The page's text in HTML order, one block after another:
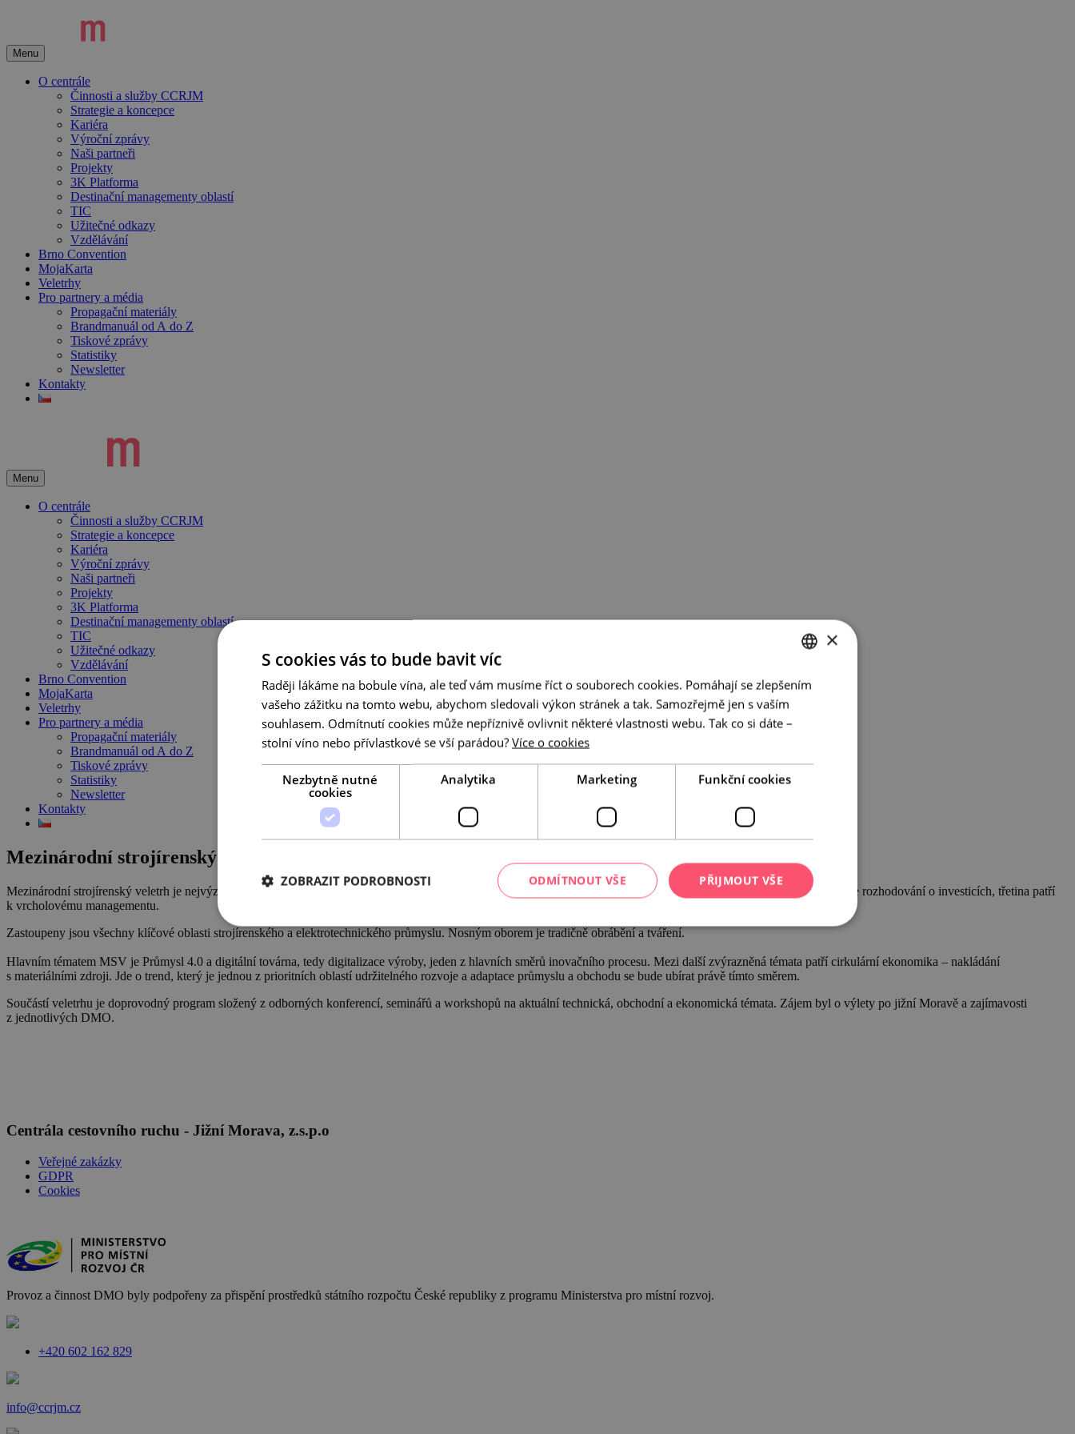
Menu
O centrále
Činnosti a služby CCRJM
Strategie a koncepce
Kariéra
Výroční zprávy
Naši partneři
Projekty
3K Platforma
Destinační managementy oblastí
TIC
Užitečné odkazy
Vzdělávání
Brno Convention
MojaKarta
Veletrhy
Pro partnery a média
Propagační materiály
Brandmanuál od A do Z
Tiskové zprávy
Statistiky
Newsletter
Kontakty
Menu
O centrále
Činnosti a služby CCRJM
Strategie a koncepce
Kariéra
Výroční zprávy
Naši partneři
Projekty
3K Platforma
Destinační managementy oblastí
TIC
Užitečné odkazy
Vzdělávání
Brno Convention
MojaKarta
Veletrhy
Pro partnery a média
Propagační materiály
Brandmanuál od A do Z
Tiskové zprávy
Statistiky
Newsletter
Kontakty
Mezinárodní strojírenský veletrh
Mezinárodní strojírenský veletrh je nejvýznamnější průmyslový veletrh ve střední Evropě. Návštěvnost je vysoce odborná, téměř osmdesát procent návštěvníků ovlivňuje rozhodování o investicích, třetina patří
k vrcholovému managementu.
Zastoupeny jsou všechny klíčové oblasti strojírenského a elektrotechnického průmyslu. Nosným oborem je tradičně obrábění a tváření.
Hlavním tématem MSV je Průmysl 4.0 a digitální továrna, tedy digitalizace výroby, jeden z hlavních směrů inovačního procesu. Mezi další zvýrazněná témata patří cirkulární ekonomika – nakládání
s materiálními zdroji. Jde o trend, který je jednou z prioritních oblastí udržitelného rozvoje a adaptace průmyslu a obchodu se bude ubírat právě tímto směrem.
Součástí veletrhu je doprovodný program složený z odborných konferencí, seminářů a workshopů na aktuální technická, obchodní a ekonomická témata. Zájem byl o výlety po jižní Moravě a zajímavosti
z jednotlivých DMO.
Centrála cestovního ruchu - Jižní Morava, z.s.p.o
Veřejné zakázky
GDPR
Cookies
Provoz a činnost DMO byly podpořeny za přispění prostředků státního rozpočtu České republiky z programu Ministerstva pro místní rozvoj.
+420 602 162 829
info@ccrjm.cz
CZECH
×
S cookies vás to bude bavit víc
Raději lákáme na bobule vína, ale teď vám musíme říct o souborech cookies. Pomáhají se zlepšením
vašeho zážitku na tomto webu, abychom sledovali výkon stránek a tak. Samozřejmě jen s vaším
souhlasem. Odmítnutí cookies může nepříznivě ovlivnit některé vlastnosti webu. Tak co si dáte –
stolní víno nebo přívlastkové se vší parádou? Více o cookies
Nezbytně nutné
cookies
Analytika Marketing Funkční cookies
PŘIJMOUT VŠE
ODMÍTNOUT VŠE
ZOBRAZIT PODROBNOSTI